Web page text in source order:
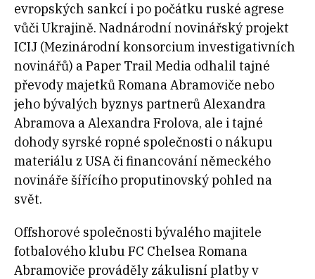
evropských sankcí i po počátku ruské agrese
vůči Ukrajině. Nadnárodní novinářský projekt
ICIJ (Mezinárodní konsorcium investigativních
novinářů) a Paper Trail Media odhalil tajné
převody majetků Romana Abramoviče nebo
jeho bývalých byznys partnerů Alexandra
Abramova a Alexandra Frolova, ale i tajné
dohody syrské ropné společnosti o nákupu
materiálu z USA či financování německého
novináře šířícího proputinovský pohled na
svět.
Offshorové společnosti bývalého majitele
fotbalového klubu FC Chelsea Romana
Abramoviče prováděly zákulisní platby v